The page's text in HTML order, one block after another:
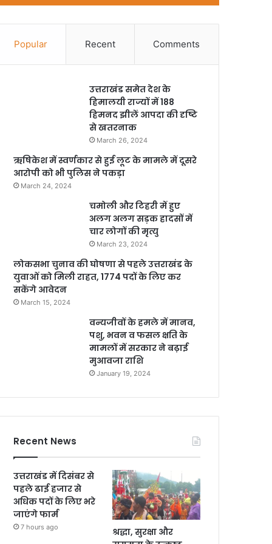
Popular Recent Comments
उत्तराखंड समेत देश के
हिमालयी राज्यों में 188
हिमनद झीलें आपदा की दृष्टि
से खतरनाक
March 26, 2024
ऋषिकेश में स्वर्णकार से हुई लूट के मामले में दूसरे
आरोपी को भी पुलिस ने पकड़ा
March 24, 2024
चमोली और टिहरी में हुए
अलग अलग सड़क हादसों में
चार लोगों की मृत्यु
March 23, 2024
लोकसभा चुनाव की घोषणा से पहले उत्तराखंड के
युवाओं को मिली राहत, 1774 पदों के लिए कर
सकेंगे आवेदन
March 15, 2024
वन्यजीवों के हमले में मानव,
पशु, भवन व फसल क्षति के
मामलों में सरकार ने बढ़ाई
मुआवजा राशि
January 19, 2024
Recent News
उत्तराखंड में दिसंबर से
पहले ढाई हजार से
अधिक पदों के लिए भरे
जाएंगे फार्म
7 hours ago
श्रद्धा, सुरक्षा और